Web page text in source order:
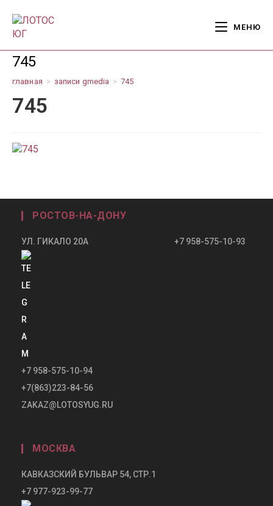
содержимому
МЕНЮ
745
главная > записи gmedia > 745
745
РОСТОВ-НА-ДОНУ
УЛ. ГИКАЛО 20А +7 958-575-10-93
+7 958-575-10-94
+7(863)223-84-56
ZAKAZ@LOTOSYUG.RU
МОСКВА
КАВКАЗСКИЙ БУЛЬВАР 54, СТР.1
+7 977-923-99-77